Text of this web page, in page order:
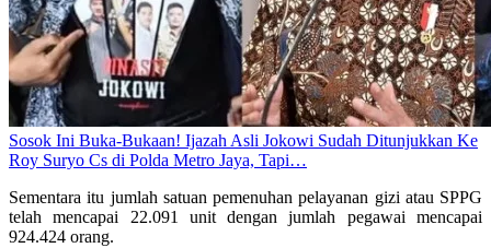
Sosok Ini Buka-Bukaan! Ijazah Asli Jokowi Sudah Ditunjukkan Ke
Roy Suryo Cs di Polda Metro Jaya, Tapi…
Sementara itu jumlah satuan pemenuhan pelayanan gizi atau SPPG
telah mencapai 22.091 unit dengan jumlah pegawai mencapai
924.424 orang.